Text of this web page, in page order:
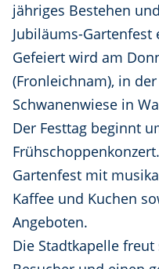
jähriges Bestehen
Jubiläums-Gartenfest
Gefeiert wird am
(Fronleichnam), in
Schwanenwiese in
Der Festtag beginnt
Gartenfest mit
Kaffee und Kuchen
Angeboten.
Die Stadtkapelle